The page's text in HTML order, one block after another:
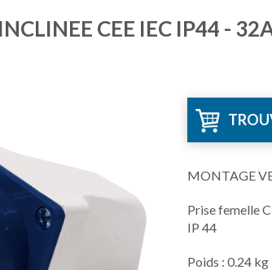
CEE IEC IP44 -
MONTAGE
Prise femelle
IP 44
Poids : 0.24 kg